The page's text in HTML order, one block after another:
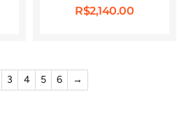
R$2,140.00
3 4 5 6 →